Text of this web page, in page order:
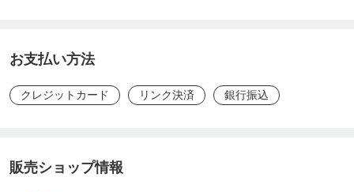
アの身近な選択肢の一つとして、ホメオパシーを利
お支払い方法
クレジットカード リンク決済 銀行振込
販売ショップ情報